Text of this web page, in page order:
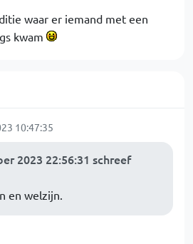
waar er iemand met een
kwam
10:47:35
2023 22:56:31 schreef
en welzijn.